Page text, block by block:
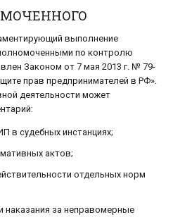
выполнение
по контролю
Законом от 7 мая 2013 г. № 79-
прав предпринимателей в РФ».
деятельности может
в судебных инстанциях;
актов;
отдельных норм
наказания за неправомерные